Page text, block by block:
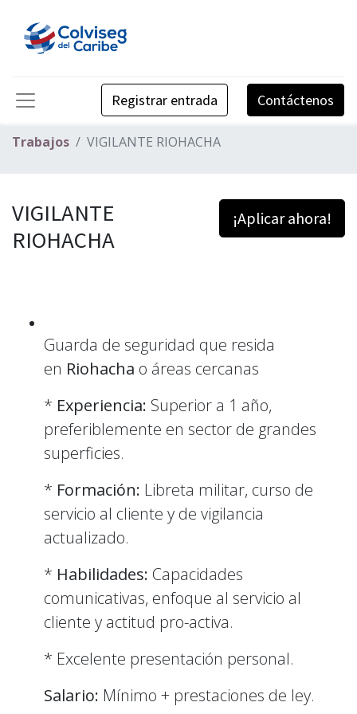
Registrar entrada Contáctenos
Trabajos VIGILANTE RIOHACHA
¡Aplicar ahora!
VIGILANTE
RIOHACHA
Guarda de seguridad que resida
en Riohacha o áreas cercanas
* Experiencia: Superior a 1 año,
preferiblemente en sector de grandes
superficies.
* Formación: Libreta militar, curso de
servicio al cliente y de vigilancia
actualizado.
* Habilidades: Capacidades
comunicativas, enfoque al servicio al
cliente y actitud pro-activa.
* Excelente presentación personal.
Salario: Mínimo + prestaciones de ley.